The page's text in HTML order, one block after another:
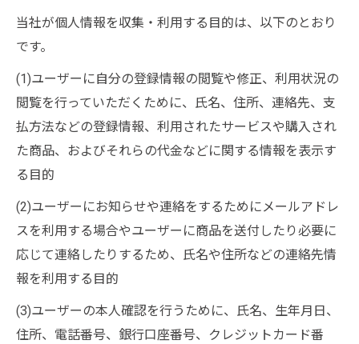
当社が個人情報を収集・利用する目的は、以下のとおり
です。
(1)ユーザーに自分の登録情報の閲覧や修正、利用状況の
閲覧を行っていただくために、氏名、住所、連絡先、支
払方法などの登録情報、利用されたサービスや購入され
た商品、およびそれらの代金などに関する情報を表示す
る目的
(2)ユーザーにお知らせや連絡をするためにメールアドレ
スを利用する場合やユーザーに商品を送付したり必要に
応じて連絡したりするため、氏名や住所などの連絡先情
報を利用する目的
(3)ユーザーの本人確認を行うために、氏名、生年月日、
住所、電話番号、銀行口座番号、クレジットカード番